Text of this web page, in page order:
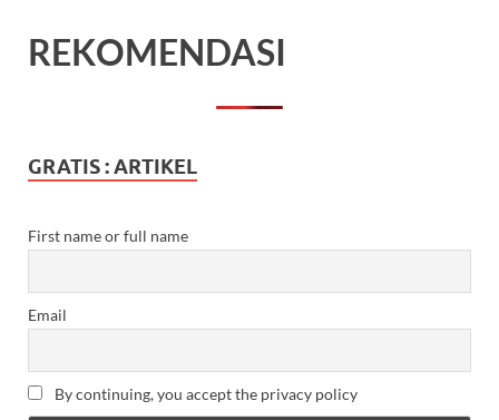
REKOMENDASI
GRATIS : ARTIKEL
First name or full name
Email
By continuing, you accept the privacy policy